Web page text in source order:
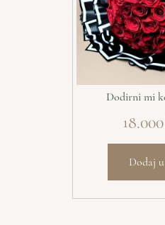
Dodirni mi
18.000
Dodaj